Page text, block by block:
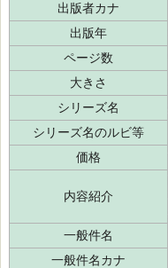
出版者カナ
出版年
ページ数
大きさ
シリーズ名
シリーズ名のルビ等
価格
内容紹介
一般件名
一般件名カナ